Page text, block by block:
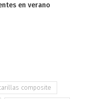
en verano
composite